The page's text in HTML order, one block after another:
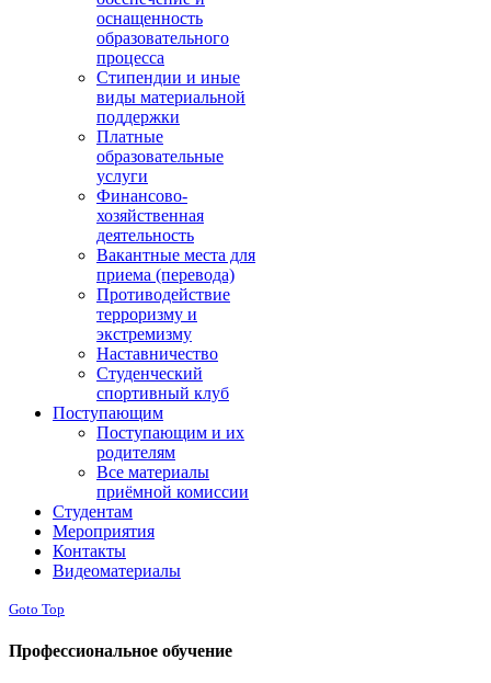
оснащенность
образовательного
процесса
Стипендии и иные
виды материальной
поддержки
Платные
образовательные
услуги
Финансово-
хозяйственная
деятельность
Вакантные места для
приема (перевода)
Противодействие
терроризму и
экстремизму
Наставничество
Студенческий
спортивный клуб
Поступающим
Поступающим и их
родителям
Все материалы
приёмной комиссии
Студентам
Мероприятия
Контакты
Видеоматериалы
Goto Top
Профессиональное обучение